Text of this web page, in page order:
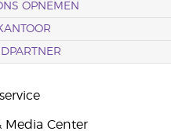
OPNEMEN
Media Center